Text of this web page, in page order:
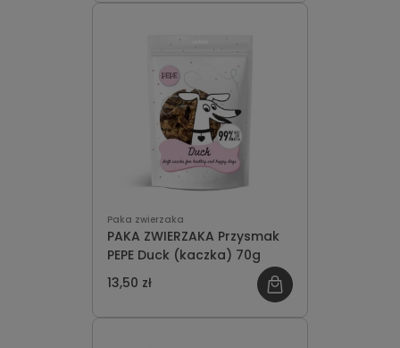
Paka zwierzaka
PAKA ZWIERZAKA Przysmak
PEPE Duck (kaczka) 70g
13,50 zł